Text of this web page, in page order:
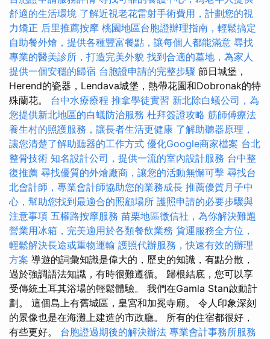
舒適的生活環境 了解近視老花雷射手術費用，計劃您的視
力矯正 后里推薦按摩 桃園地區台胞證辦理指南，輕鬆搞定
自助餐外燴，提供各種豐富餐點，讓每個人都能滿意 尋找
專業的醫美診所，打造完美外貌 找到合適的墓地，為家人
提供一個安穩的歸宿 台胞證申請的完整步驟 節日城堡，
Herend的瓷器，Lendava城堡，熱帶花園和Dobronak的特
殊蘭花。 台中水療療程 推拿學徒實習 新北除白蟻公司，為
您提供新北地區的白蟻防治服務 杜拜簽證攻略 筋師傅療法
養生村的照護服務，讓長者生活更健康 了解助聽器原理，
讓您清楚了解助聽器的工作方式 優化Google商家檔案 台北
整骨技術 知名設計公司，提供一流的室內設計服務 台中整
復推薦 尋找優質的外燴廠商，讓您的活動無懈可擊 尋找台
北會計師，專業會計師協助您的業務成長 推薦優質月子中
心，幫助您找到最適合的照顧場所 護照申請的必要步驟與
注意事項 五權路按摩服務 苗栗地區徵信社，為你解決難題
營業用冰箱，完美適用於各類餐飲業務 貨運服務全方位，
輕鬆解決長途或重物運輸 護照代辦服務，快速有效的辦理
方案 導遊的詞彙知識是偉大的，歷史的知識，有點分散，
過於強調語法知識，有時很難遵循。 歸根結底，您可以享
受傳統土耳其浴場的輕鬆體驗。 我們在Gamla Stan啟動計
劃。 這個島上有舊城區，皇宮和加冕寺廟。 令人印象深刻
的景像也是在海灘上建造的市政廳。 所有的住宿都很好，
有些更好。 台胞證過期後的解決辦法 專業會計事務所服務